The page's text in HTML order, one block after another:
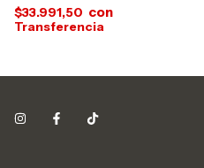
$33.991,50 con